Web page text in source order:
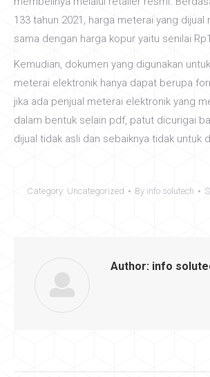
133 tahun 2021, harga meterai yang
sama dengan harga kopur yaitu senilai
Kemudian, dokumen yang digunakan
meterai elektronik hanya dapat berupa
jika ada penjual meterai elektronik yang
dalam bentuk selain pdf, patut dicurigai
dijual tidak asli dan sebaiknya tidak untuk
Category: Uncategorized By info solutech
Author: info